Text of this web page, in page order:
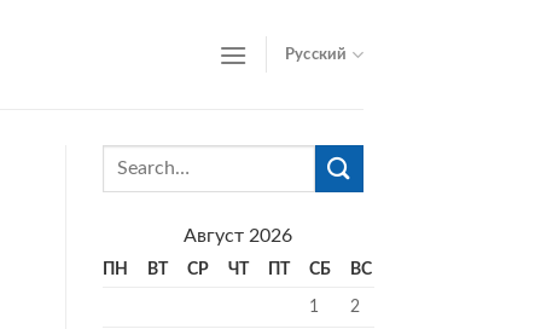
Русский
Август 2026
ПН ВТ СР ЧТ ПТ СБ ВС
1 2